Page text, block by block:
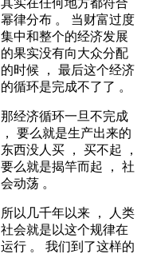
幂律分布 。 当财富过度
集中和整个的经济发展
的果实没有向大众分配
的时候 ， 最后这个经济
的循环是完成不了了 。
那经济循环一旦不完成
， 要么就是生产出来的
东西没人买 ， 买不起 ，
要么就是揭竿而起 ， 社
会动荡 。
所以几千年以来 ， 人类
社会就是以这个规律在
运行 。 我们到了这样的